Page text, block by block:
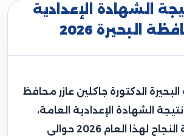
الشهادة الإعدادية
البحيرة 2026
الدكتورة جاكلين عازر محافظ
نتيجة الشهادة الإعدادية العامة،
وقد جاءت نسبة النجاح لهذا العام 2026 حوالي